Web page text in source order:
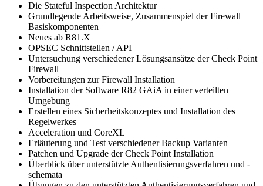
Die Stateful Inspection Architektur
Grundlegende Arbeitsweise, Zusammenspiel der Firewall
Basiskomponenten
Neues ab R81.X
OPSEC Schnittstellen / API
Untersuchung verschiedener Lösungsansätze der Check Point
Firewall
Vorbereitungen zur Firewall Installation
Installation der Software R82 GAiA in einer verteilten
Umgebung
Erstellen eines Sicherheitskonzeptes und Installation des
Regelwerkes
Acceleration und CoreXL
Erläuterung und Test verschiedener Backup Varianten
Patchen und Upgrade der Check Point Installation
Überblick über unterstützte Authentisierungsverfahren und -
schemata